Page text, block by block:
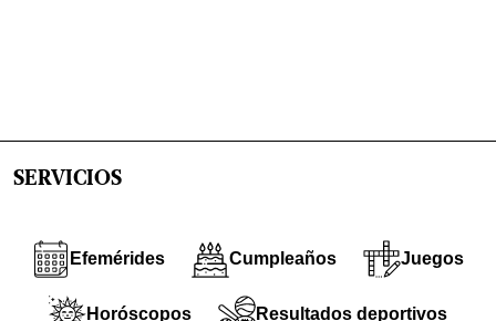
SERVICIOS
Efemérides Cumpleaños Juegos
Horóscopos Resultados deportivos